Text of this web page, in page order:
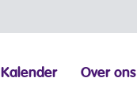
Kalender Over ons